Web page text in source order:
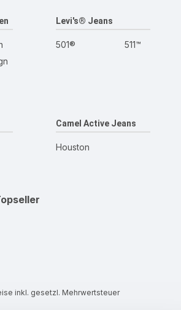
Levi's® Jeans
501® 511™
Camel Active Jeans
Houston
inkl. gesetzl. Mehrwertsteuer